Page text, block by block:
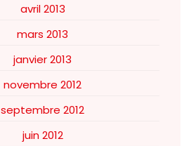
avril 2013
mars 2013
janvier 2013
novembre 2012
septembre 2012
juin 2012